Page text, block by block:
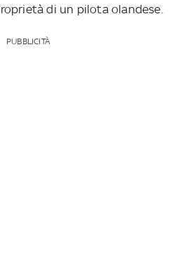
di un pilota olandese.
PUBBLICITÀ